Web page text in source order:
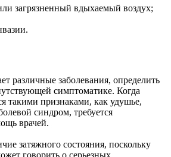
загрязненный вдыхаемый воздух;
различные заболевания, определить
симптоматике. Когда
такими признаками, как удушье,
синдром, требуется
врачей.
затяжного состояния, поскольку
говорить о серьезных